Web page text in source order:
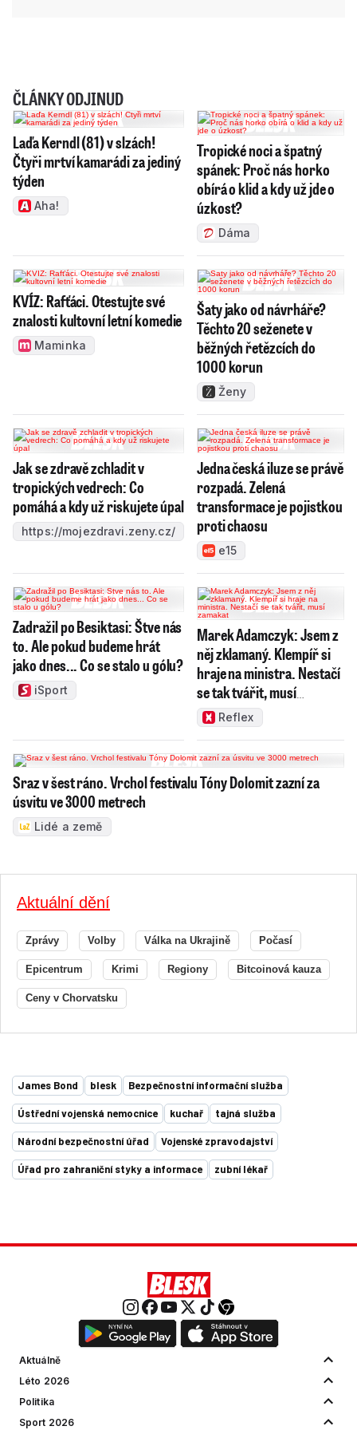
ČLÁNKY ODJINUD
Laďa Kerndl (81) v slzách!
Čtyři mrtví kamarádi za jediný
týden
Aha!
Tropické noci a špatný
spánek: Proč nás horko
obírá o klid a kdy už jde o
úzkost?
Dáma
KVÍZ: Rafťáci. Otestujte své
znalosti kultovní letní komedie
Maminka
Šaty jako od návrháře?
Těchto 20 seženete v
běžných řetězcích do
1000 korun
Ženy
Jak se zdravě zchladit v
tropických vedrech: Co
pomáhá a kdy už riskujete úpal
https://mojezdravi.zeny.cz/
Jedna česká iluze se právě
rozpadá. Zelená
transformace je pojistkou
proti chaosu
e15
Zadražil po Besiktasi: Štve nás
to. Ale pokud budeme hrát
jako dnes... Co se stalo u gólu?
iSport
Marek Adamczyk: Jsem z
něj zklamaný. Klempíř si
hraje na ministra. Nestačí
se tak tvářit, musí
zamakat
Reflex
Sraz v šest ráno. Vrchol festivalu Tóny Dolomit zazní za
úsvitu ve 3000 metrech
Lidé a země
Aktuální dění
Zprávy Volby Válka na Ukrajině Počasí
Epicentrum Krimi Regiony Bitcoinová kauza
Ceny v Chorvatsku
James Bond blesk Bezpečnostní informační služba
Ústřední vojenská nemocnice kuchař tajná služba
Národní bezpečnostní úřad Vojenské zpravodajství
Úřad pro zahraniční styky a informace zubní lékař
Aktuálně
Léto 2026
Politika
Sport 2026